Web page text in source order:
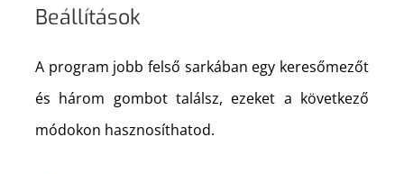
Beállítások
A program jobb felső sarkában egy keresőmezőt
és három gombot találsz, ezeket a következő
módokon hasznosíthatod.